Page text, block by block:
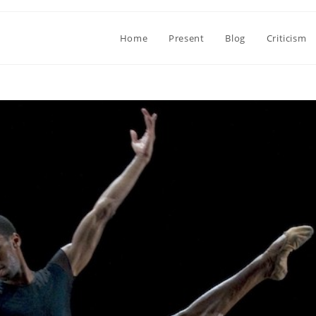
Home Present Blog Criticism